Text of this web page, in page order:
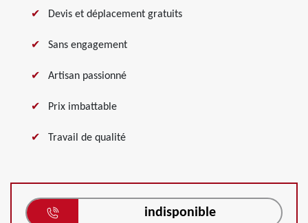
Devis et déplacement gratuits
Sans engagement
Artisan passionné
Prix imbattable
Travail de qualité
indisponible